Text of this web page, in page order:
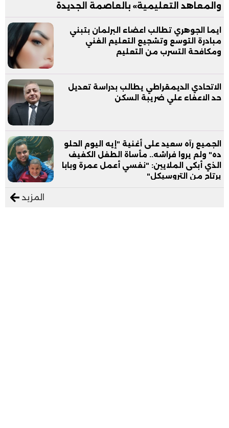
والمعاهد التعليمية» بالعاصمة الجديدة
ايما الجوهري تطالب اعضاء البرلمان بتبني
مبادرة التوسع وتشجيع التعليم الفني
ومكافحة التسرب من التعليم
الاتحادي الديمقراطي يطالب بدراسة تعديل
حد الاعفاء علي ضريبة السكن
الجميع رآه سعيد على أغنية "إيه اليوم الحلو
ده" ولم يروا فراشه.. مأساة الطفل الكفيف
الذي أبكى الملايين: "نفسي أعمل عمرة وبابا
يرتاح من التروسيكل"
المزيد